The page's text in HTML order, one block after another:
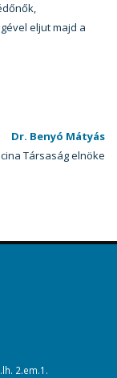
eljut majd a
Dr. Benyó Mátyás
Társaság elnöke
2.em.1.